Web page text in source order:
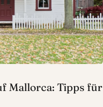
Mallorca: Tipps für